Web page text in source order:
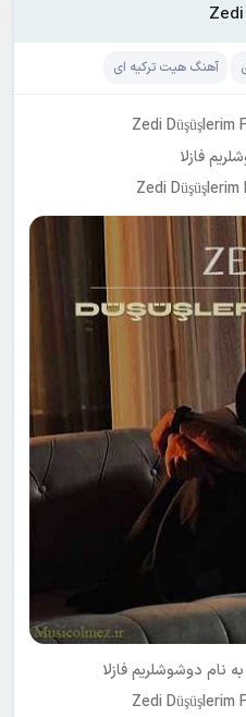
آهنگ هیت ترکیه ای
فازلا
Zedi
نام دوشوشلریم فازلا